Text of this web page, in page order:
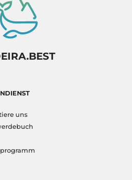
uns